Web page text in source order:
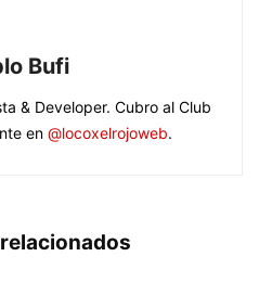
Bufi
& Developer. Cubro al Club
en @locoxelrojoweb.